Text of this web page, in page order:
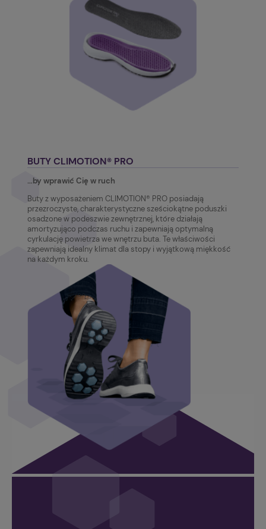
BUTY CLIMOTION® PRO
…by wprawić Cię w ruch
Buty z wyposażeniem CLIMOTION® PRO posiadają
przezroczyste, charakterystyczne sześciokątne poduszki
osadzone w podeszwie zewnętrznej, które działają
amortyzująco podczas ruchu i zapewniają optymalną
cyrkulację powietrza we wnętrzu buta. Te właściwości
zapewniają idealny klimat dla stopy i wyjątkową miękkość
na każdym kroku.